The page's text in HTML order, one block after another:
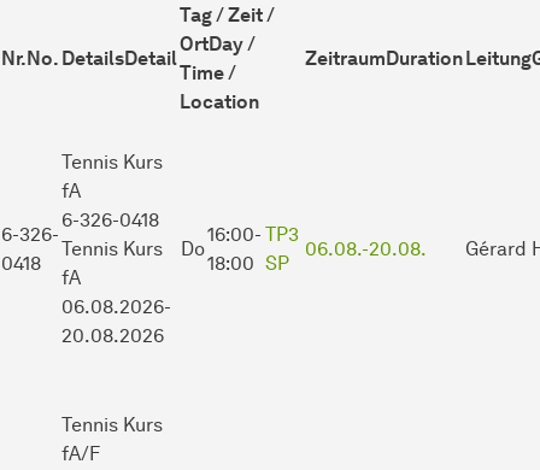
Nr.No. DetailsDetail
Tag / Zeit /
OrtDay /
Time /
Location
ZeitraumDurationLeitung
6-326-
0418
Tennis Kurs
fA
6-326-0418
Tennis Kurs
fA
06.08.2026-
20.08.2026
Do
16:00-
18:00
TP3
SP
06.08.-20.08. Gérard
Tennis Kurs
fA/F